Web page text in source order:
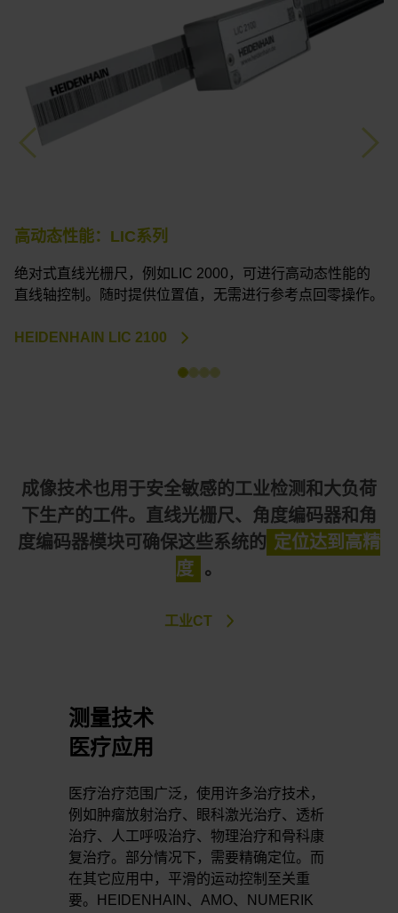
高动态性能：LIC系列
绝对式直线光栅尺，例如LIC 2000，可进行高动态性能的
直线轴控制。随时提供位置值，无需进行参考点回零操作。
HEIDENHAIN LIC 2100
Previous Next
成像技术也用于安全敏感的工业检测和大负荷
下生产的工件。直线光栅尺、角度编码器和角
度编码器模块可确保这些系统的 定位达到高精
度 。
工业CT
测量技术
医疗应用
医疗治疗范围广泛，使用许多治疗技术，
例如肿瘤放射治疗、眼科激光治疗、透析
治疗、人工呼吸治疗、物理治疗和骨科康
复治疗。部分情况下，需要精确定位。而
在其它应用中，平滑的运动控制至关重
要。HEIDENHAIN、AMO、NUMERIK